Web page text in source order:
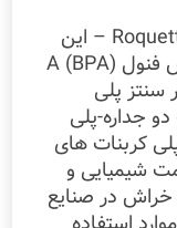
POLYSORB® Isosorbide توسط Roquette – این
یک راه حل گیاهی جایگزین برای بیس فنول A (BPA)
سنتز پلی
جداره-پلی
کربنات های
شیمیایی و
خراش در صنایع